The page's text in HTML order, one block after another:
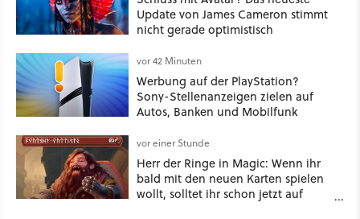
Update von James Cameron stimmt
nicht gerade optimistisch
vor 42 Minuten
Werbung auf der PlayStation?
Sony-Stellenanzeigen zielen auf
Autos, Banken und Mobilfunk
vor einer Stunde
Herr der Ringe in Magic: Wenn ihr
bald mit den neuen Karten spielen
wollt, solltet ihr schon jetzt auf